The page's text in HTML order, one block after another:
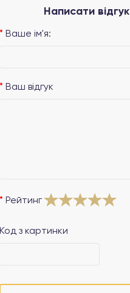
Написати відгук
Ваше ім'я:
Ваш відгук
Рейтинг
Код з картинки